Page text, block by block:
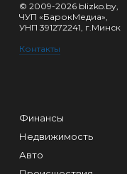
© 2009-2026 blizko.by,
ЧУП «БарокМедиа»,
УНП 391272241, г.Минск
Контакты
Финансы
Недвижимость
Авто